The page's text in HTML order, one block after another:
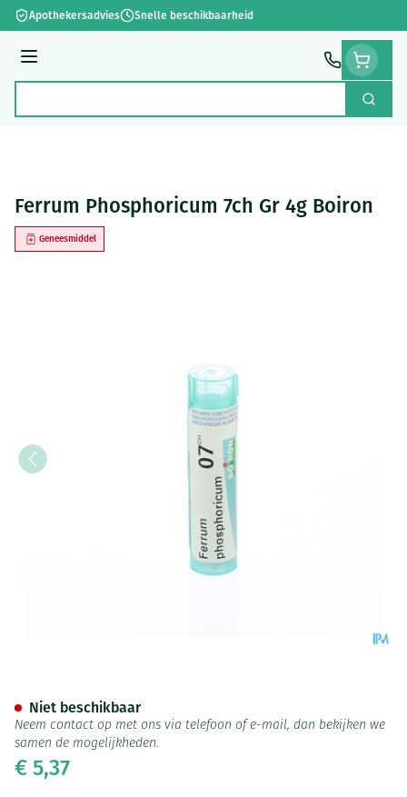
Ga naar de inhoud
Apothekersadvies Snelle beschikbaarheid
Menu
Zoek
Ferrum Phosphoricum 7ch Gr 4g Boiron
Geneesmiddel
€ 5,37
Niet beschikbaar
Neem contact op met ons via telefoon of e-mail, dan bekijken we
samen de mogelijkheden.